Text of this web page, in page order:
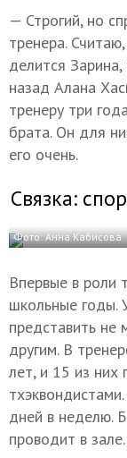
— Строгий, но
тренера.
делится
назад Алана
тренеру три
брата. Он для
его очень.
Связка:
Фото: Анна Кабисова
Впервые в роли
школьные годы.
представить не
другим. В
лет, и 15 из них
дней в неделю.
проводит в зале.